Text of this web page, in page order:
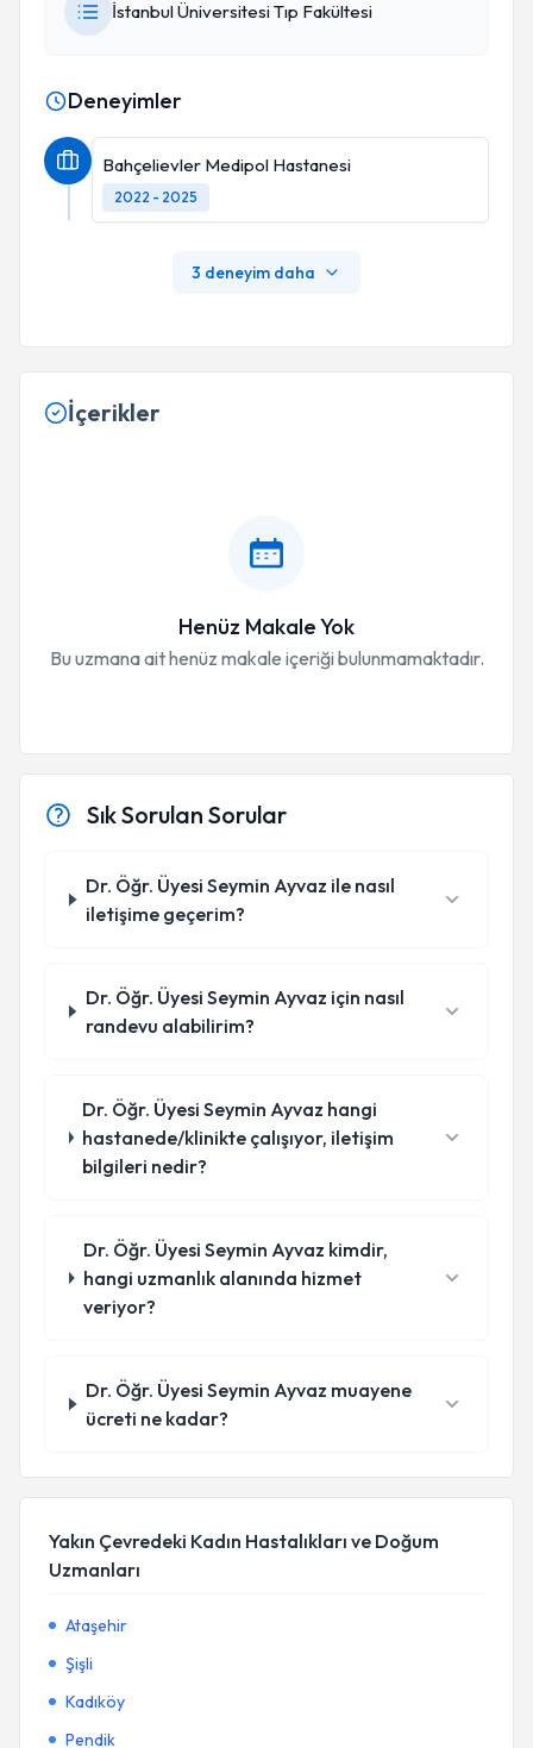
İstanbul Üniversitesi Tıp Fakültesi
Deneyimler
Bahçelievler Medipol Hastanesi
2022 - 2025
3 deneyim daha
İçerikler
Henüz Makale Yok
Bu uzmana ait henüz makale içeriği bulunmamaktadır.
Sık Sorulan Sorular
Dr. Öğr. Üyesi Seymin Ayvaz ile nasıl
iletişime geçerim?
Dr. Öğr. Üyesi Seymin Ayvaz için nasıl
randevu alabilirim?
Dr. Öğr. Üyesi Seymin Ayvaz hangi
hastanede/klinikte çalışıyor, iletişim
bilgileri nedir?
Dr. Öğr. Üyesi Seymin Ayvaz kimdir,
hangi uzmanlık alanında hizmet
veriyor?
Dr. Öğr. Üyesi Seymin Ayvaz muayene
ücreti ne kadar?
Yakın Çevredeki Kadın Hastalıkları ve Doğum
Uzmanları
Ataşehir
Şişli
Kadıköy
Pendik